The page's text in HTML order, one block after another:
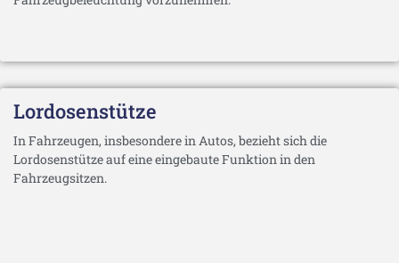
Lordosenstütze
In Fahrzeugen, insbesondere in Autos, bezieht sich die
Lordosenstütze auf eine eingebaute Funktion in den
Fahrzeugsitzen.